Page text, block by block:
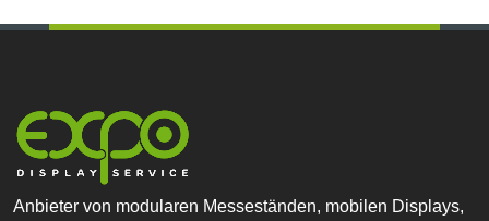
Varianten
können
auf
der
Produktseite
gewählt
Anbieter von modularen Messeständen, mobilen Displays,